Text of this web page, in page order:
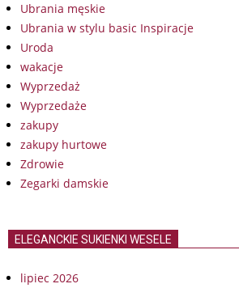
Ubrania męskie
Ubrania w stylu basic Inspiracje
Uroda
wakacje
Wyprzedaż
Wyprzedaże
zakupy
zakupy hurtowe
Zdrowie
Zegarki damskie
ELEGANCKIE SUKIENKI WESELE
lipiec 2026